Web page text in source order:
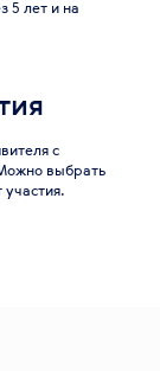
5 лет и на
с
выбрать